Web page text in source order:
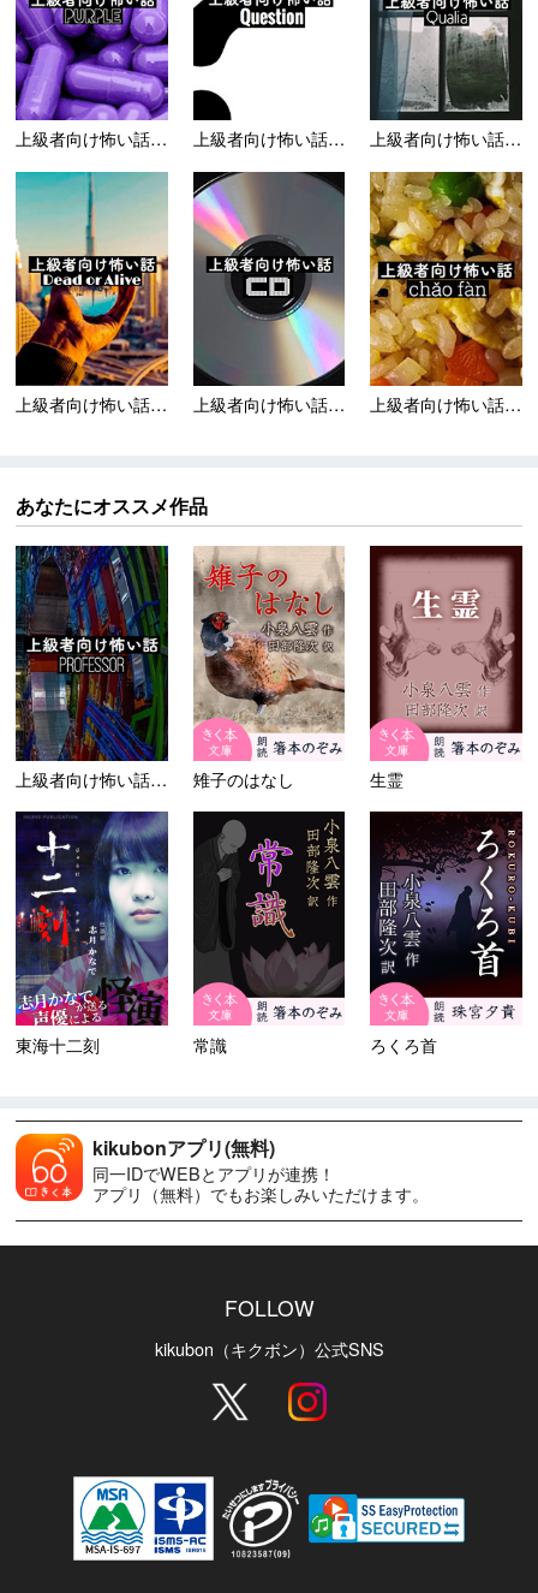
上級者向け怖い話 Pu... 上級者向け怖い話 Qu... 上級者向け怖い話 QU...
上級者向け怖い話 デッ... 上級者向け怖い話 シー... 上級者向け怖い話-チャ...
あなたにオススメ作品
上級者向け怖い話-Profe... 雉子のはなし 生霊
東海十二刻 常識 ろくろ首
kikubonアプリ(無料)
同一IDでWEBとアプリが連携！
アプリ（無料）でもお楽しみいただけます。
FOLLOW
kikubon（キクボン）公式SNS